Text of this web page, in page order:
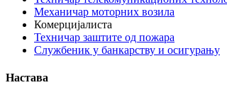
Механичар моторних возила
Комерцијалиста
Техничар заштите од пожара
Службеник у банкарству и осигурању
Настава